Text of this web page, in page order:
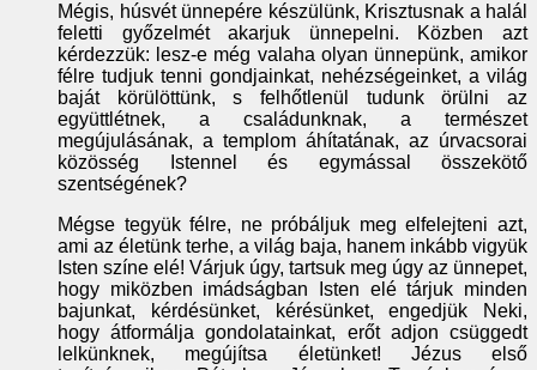
Mégis, húsvét ünnepére készülünk, Krisztusnak a halál
feletti győzelmét akarjuk ünnepelni. Közben azt
kérdezzük: lesz-e még valaha olyan ünnepünk, amikor
félre tudjuk tenni gondjainkat, nehézségeinket, a világ
baját körülöttünk, s felhőtlenül tudunk örülni az
együttlétnek, a családunknak, a természet
megújulásának, a templom áhítatának, az úrvacsorai
közösség Istennel és egymással összekötő
szentségének?
Mégse tegyük félre, ne próbáljuk meg elfelejteni azt,
ami az életünk terhe, a világ baja, hanem inkább vigyük
Isten színe elé! Várjuk úgy, tartsuk meg úgy az ünnepet,
hogy miközben imádságban Isten elé tárjuk minden
bajunkat, kérdésünket, kérésünket, engedjük Neki,
hogy átformálja gondolatainkat, erőt adjon csüggedt
lelkünknek, megújítsa életünket! Jézus első